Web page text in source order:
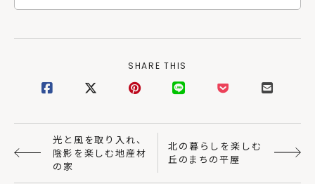
光と風を取り入れ、
陰影を楽しむ地産材
の家
北の暮らしを楽しむ
丘のまちの平屋
SHARE THIS